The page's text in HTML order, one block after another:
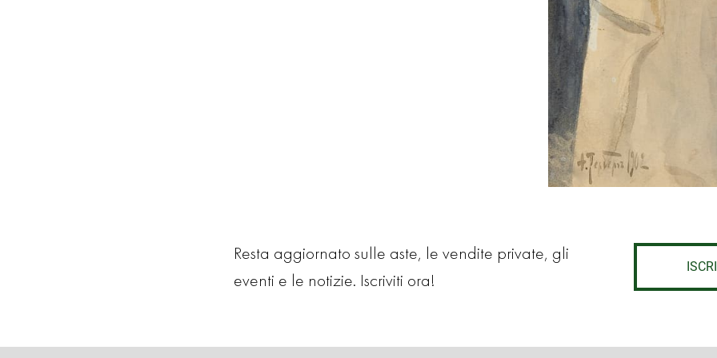
Resta aggiornato sulle aste, le vendite private, gli
eventi e le notizie. Iscriviti ora!